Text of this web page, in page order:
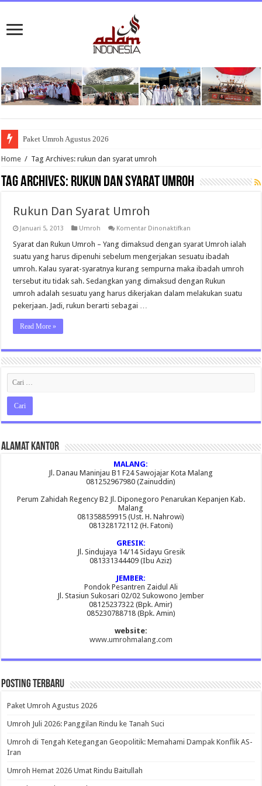
Paket Umroh Agustus 2026
Home / Tag Archives: rukun dan syarat umroh
Tag Archives: rukun dan syarat umroh
Rukun Dan Syarat Umroh
Januari 5, 2013 Umroh Komentar Dinonaktifkan
Dan
Umroh
Syarat dan Rukun Umroh – Yang dimaksud dengan syarat Umroh ialah
suatu yang harus dipenuhi sebelum mengerjakan sesuatu ibadah
umroh. Kalau syarat-syaratnya kurang sempurna maka ibadah umroh
tersebut itu tidak sah. Sedangkan yang dimaksud dengan Rukun
umroh adalah sesuatu yang harus dikerjakan dalam melakukan suatu
pekerjaan. Jadi, rukun berarti sebagai …
Read More »
Alamat Kantor
MALANG:
Jl. Danau Maninjau B1 F24 Sawojajar Kota Malang
081252967980 (Zainuddin)
Perum Zahidah Regency B2 Jl. Diponegoro Penarukan Kepanjen Kab.
Malang
081358859915 (Ust. H. Nahrowi)
081328172112 (H. Fatoni)
GRESIK:
Jl. Sindujaya 14/14 Sidayu Gresik
081331344409 (Ibu Aziz)
JEMBER:
Pondok Pesantren Zaidul Ali
Jl. Stasiun Sukosari 02/02 Sukowono Jember
08125237322 (Bpk. Amir)
085230788718 (Bpk. Amin)
website:
www.umrohmalang.com
Posting Terbaru
Paket Umroh Agustus 2026
Umroh Juli 2026: Panggilan Rindu ke Tanah Suci
Umroh di Tengah Ketegangan Geopolitik: Memahami Dampak Konflik AS-
Iran
Umroh Hemat 2026 Umat Rindu Baitullah